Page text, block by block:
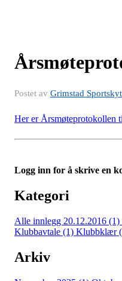
Postet av Grimstad
Her er Årsmøteprotokollen
Logg inn for å skrive en
Kategori
Alle innlegg 20.12.2016 (1)
Klubbavtale (1) Klubbklær
Arkiv